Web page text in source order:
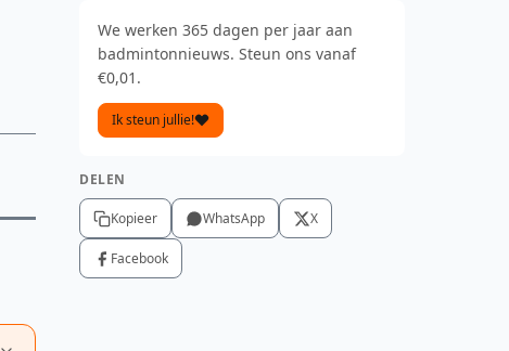
We werken 365 dagen per jaar aan
badmintonnieuws. Steun ons vanaf
€0,01.
Ik steun jullie!
DELEN
Kopieer WhatsApp X
Facebook